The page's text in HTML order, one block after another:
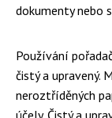
dokumenty nebo
Používání
čistý a upravený.
neroztříděných